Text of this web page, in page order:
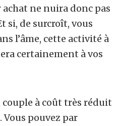
ne nuira donc pas
si, de surcroît, vous
l’âme, cette activité à
certainement à vos
à coût très réduit
pouvez par